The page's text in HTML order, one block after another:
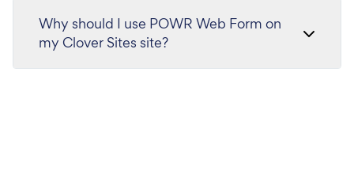
Why should I use POWR Web Form on
my Clover Sites site?